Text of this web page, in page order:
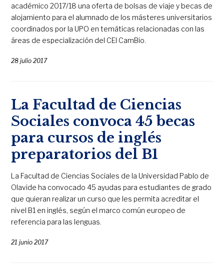
académico 2017/18 una oferta de bolsas de viaje y becas de
alojamiento para el alumnado de los másteres universitarios
coordinados por la UPO en temáticas relacionadas con las
áreas de especialización del CEI CamBio.
28 julio 2017
La Facultad de Ciencias
Sociales convoca 45 becas
para cursos de inglés
preparatorios del B1
La Facultad de Ciencias Sociales de la Universidad Pablo de
Olavide ha convocado 45 ayudas para estudiantes de grado
que quieran realizar un curso que les permita acreditar el
nivel B1 en inglés, según el marco común europeo de
referencia para las lenguas.
21 junio 2017